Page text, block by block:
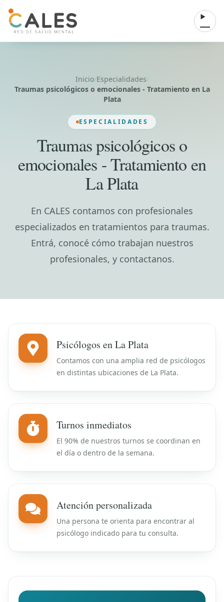
Abrir
Inicio/Especialidades/
Traumas psicológicos o emocionales - Tratamiento en La
Plata
ESPECIALIDADES
Traumas psicológicos o
emocionales - Tratamiento en
La Plata
En CALES contamos con profesionales
especializados en tratamientos para traumas.
Entrá, conocé cómo trabajan nuestros
profesionales, y contactanos.
Psicólogos en La Plata
Contamos con una amplia red de psicólogos
en distintas ubicaciones de La Plata.
Turnos inmediatos
El 90% de nuestros turnos se coordinan en
el día o dentro de la semana.
Atención personalizada
Una persona te orienta para encontrar al
psicólogo indicado para tu consulta.